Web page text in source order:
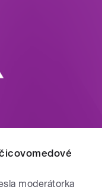
moderátorka